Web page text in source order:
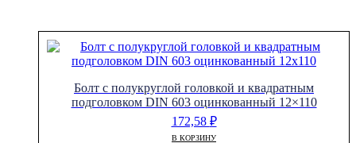
Болт с полукруглой головкой и квадратным
подголовком DIN 603 оцинкованный 12×110
172,58 ₽
В КОРЗИНУ